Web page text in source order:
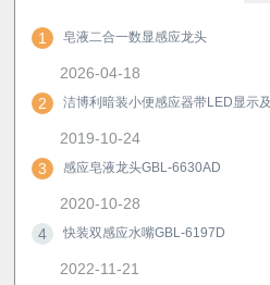
1 皂液二合一数显感应龙头
2026-04-18
2
洁博利暗装小便感应器带LED显示
2019-10-24
3
感应皂液龙头GBL-6630AD
2020-10-28
4
快装双感应水嘴GBL-6197D
2022-11-21